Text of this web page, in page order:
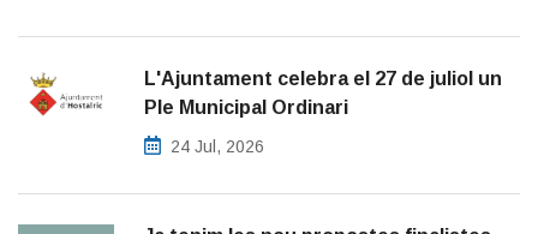
L'Ajuntament celebra el 27 de juliol un
Ple Municipal Ordinari
24 Jul, 2026